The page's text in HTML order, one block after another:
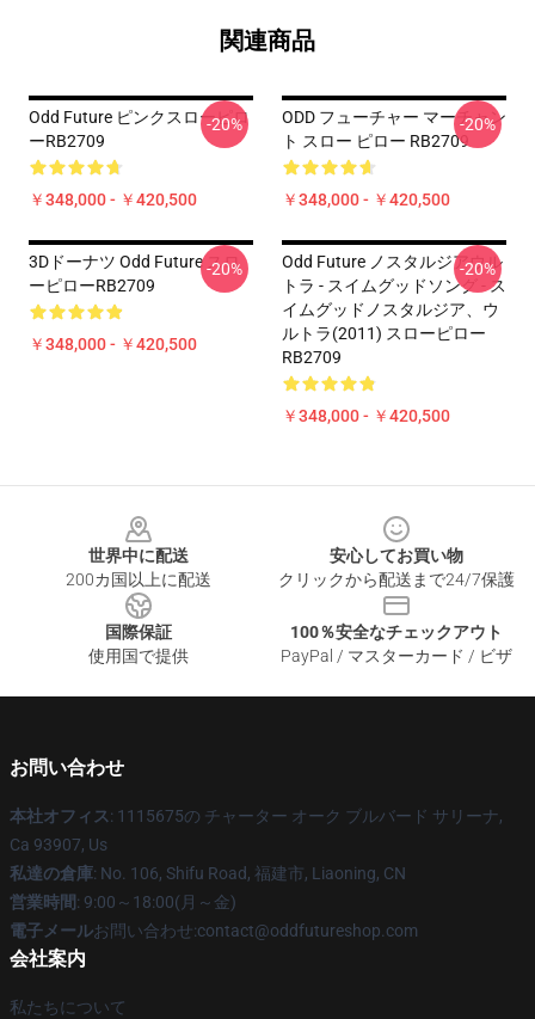
関連商品
Odd Future ピンクスローピロ
ーRB2709
￥348,000 - ￥420,500
-20%
ODD フューチャー マーチャン
ト スロー ピロー RB2709
￥348,000 - ￥420,500
-20%
3Dドーナツ Odd Future スロ
ーピローRB2709
￥348,000 - ￥420,500
-20%
Odd Future ノスタルジアウル
トラ - スイムグッドソング - ス
イムグッドノスタルジア、ウ
ルトラ(2011) スローピロー
RB2709
￥348,000 - ￥420,500
-20%
世界中に配送
200カ国以上に配送
安心してお買い物
クリックから配送まで24/7保護
国際保証
使用国で提供
100％安全なチェックアウト
PayPal / マスターカード / ビザ
お問い合わせ
本社オフィス: 1115675の チャーター オーク ブルバード サリーナ,
Ca 93907, Us
私達の倉庫: No. 106, Shifu Road, 福建市, Liaoning, CN
営業時間: 9:00～18:00(月～金)
電子メールお問い合わせ:contact@oddfutureshop.com
会社案内
私たちについて